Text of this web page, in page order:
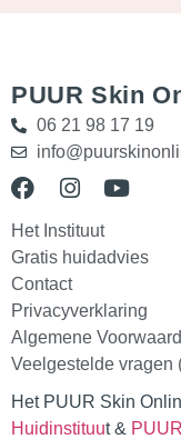
PUUR Skin
06 21 98 17 19
Het Instituut
Gratis huidadvies
Contact
Privacyverklaring
Algemene
Veelgestelde vragen
Het PUUR Skin
Huidinstituut &